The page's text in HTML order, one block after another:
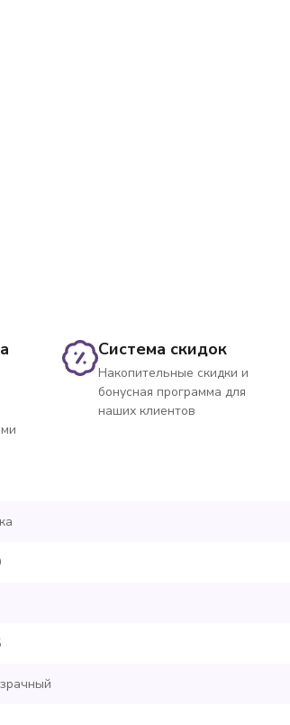
Система скидок
Накопительные скидки и
бонусная программа для
наших клиентов